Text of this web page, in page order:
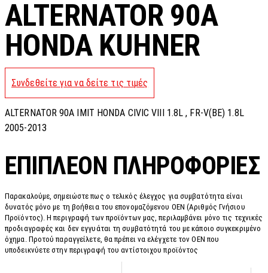
ALTERNATOR 90A
HONDA KUHNER
Συνδεθείτε για να δείτε τις τιμές
ALTERNATOR 90A IMIT HONDA CIVIC VIII 1.8L , FR-V(BE) 1.8L
2005-2013
ΕΠΙΠΛΈΟΝ ΠΛΗΡΟΦΟΡΊΕΣ
Παρακαλούμε, σημειώστε πως ο τελικός έλεγχος για συμβατότητα είναι
δυνατός μόνο με τη βοήθεια του επονομαζόμενου OEN (Αριθμός Γνήσιου
Προϊόντος). Η περιγραφή των προϊόντων μας, περιλαμβάνει μόνο τις τεχνικές
προδιαγραφές και δεν εγγυάται τη συμβατότητά του με κάποιο συγκεκριμένο
όχημα. Προτού παραγγείλετε, θα πρέπει να ελέγχετε τον OEN που
υποδεικνύετε στην περιγραφή του αντίστοιχου προϊόντος